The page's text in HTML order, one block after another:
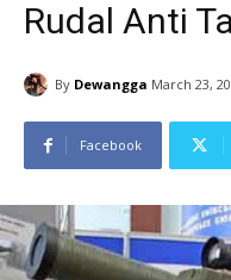
Rudal Anti
By Dewangga March 23,
Facebook